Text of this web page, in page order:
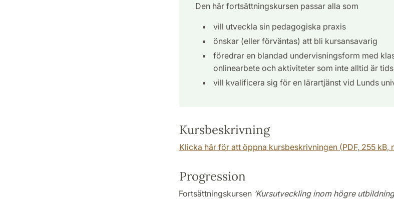
Den här fortsättningskursen passar alla som
vill utveckla sin pedagogiska praxis
önskar (eller förväntas) att bli kursansavarig
föredrar en blandad undervisningsform med
onlinearbete och aktiviteter som inte alltid är
vill kvalificera sig för en lärartjänst vid Lunds
Kursbeskrivning
Klicka här för att öppna kursbeskrivningen (PDF, 255 kB,
Progression
Fortsättningskursen ‘Kursutveckling inom högre